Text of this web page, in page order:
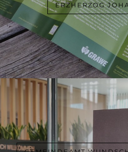
ERZHERZOG